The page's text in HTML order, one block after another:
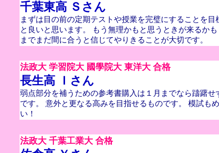
千葉東高 Ｓさん
まずは目の前の定期テストや授業を完璧にすることを目
と良いと思います。 もう無理かもと思うときが来るか
までまだ間に合うと信じてやりきることが大切です。
法政大 学習院大 國學院大 東洋大 合格
長生高 Ｉさん
弱点部分を補うための参考書購入は１月までなら躊躇せ
です。 意外と更なる高みを目指せるものです。 模試も
い！
法政大 千葉工業大 合格